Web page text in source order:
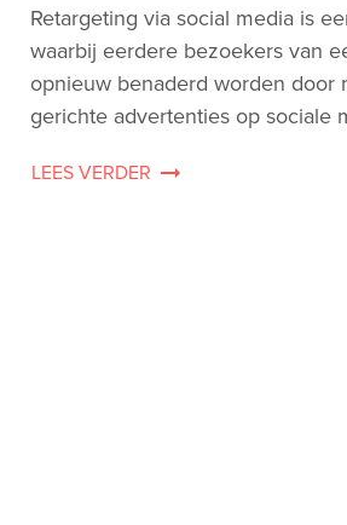
Retargeting via social media is
waarbij eerdere bezoekers van
opnieuw benaderd worden door
gerichte advertenties op sociale
LEES VERDER